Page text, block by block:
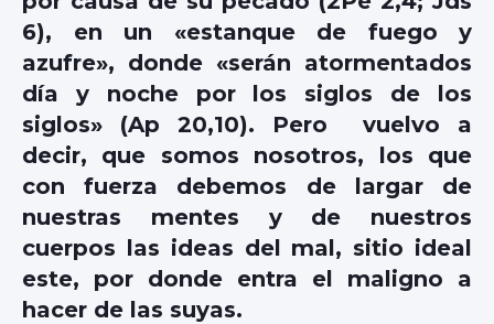
6), en un «estanque de fuego y
azufre», donde «serán atormentados
día y noche por los siglos de los
siglos» (Ap 20,10). Pero vuelvo a
decir, que somos nosotros, los que
con fuerza debemos de largar de
nuestras mentes y de nuestros
cuerpos las ideas del mal, sitio ideal
este, por donde entra el maligno a
hacer de las suyas.